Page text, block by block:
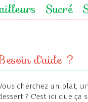
Sucré
d'aide ?
cherchez un plat,
? C'est ici que ça